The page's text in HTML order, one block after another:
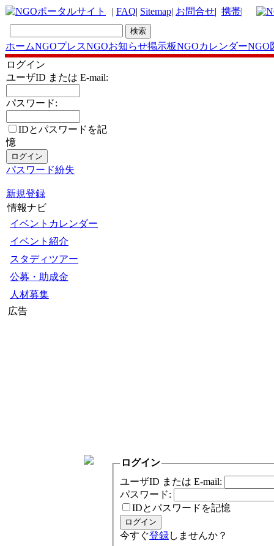
| FAQ| Sitemap| お問合せ| 携帯|
ホームNGOプレスNGOお知らせ掲示板NGOカレンダーNGO
ログイン
ユーザID または E-mail:
パスワード:
IDとパスワードを記
憶
パスワード紛失
新規登録
情報ナビ
イベントカレンダー
イベント紹介
スタディツアー
公募・助成金
人材募集
広告
ログイン
ユーザID または E-mail:
パスワード:
IDとパスワードを記憶
今すぐ登録しませんか？